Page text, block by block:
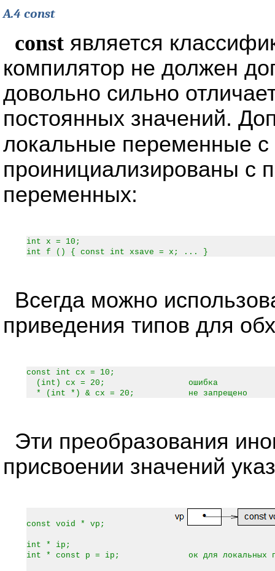
A.4 const
const является
компилятор не должен
довольно сильно
постоянных значений.
локальные переменные с
проинициализированы с
переменных:
int x = 10;
int f () { const int xsave = x; ... }
Всегда можно
приведения типов для
const int cx = 10;
(int) cx = 20; ошибка
* (int *) & cx = 20; не запрещено
Эти преобразования
присвоении значений
const void * vp;
int * ip;
int * const p = ip; ок для локальных